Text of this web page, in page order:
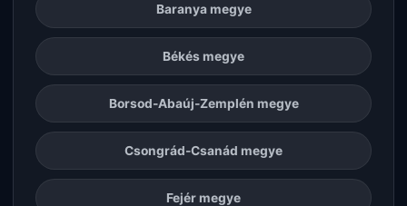
Baranya megye
Békés megye
Borsod-Abaúj-Zemplén megye
Csongrád-Csanád megye
Fejér megye